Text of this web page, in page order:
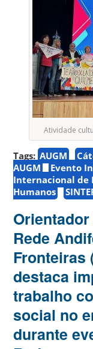
Atividade
Tags: AUGM
AUGM
Evento
Internacional de
Humanos
Rede
Fronteiras
destaca
trabalho
social no
durante